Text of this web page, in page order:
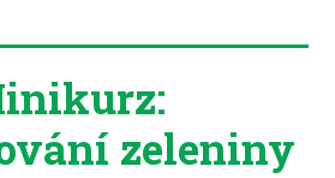
zeleniny